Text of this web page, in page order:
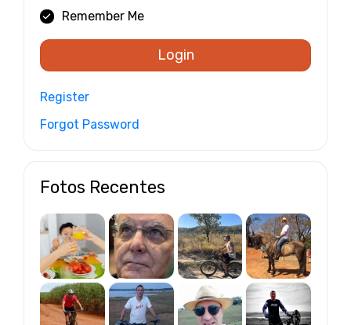
Remember Me
Login
Register
Forgot Password
Fotos Recentes